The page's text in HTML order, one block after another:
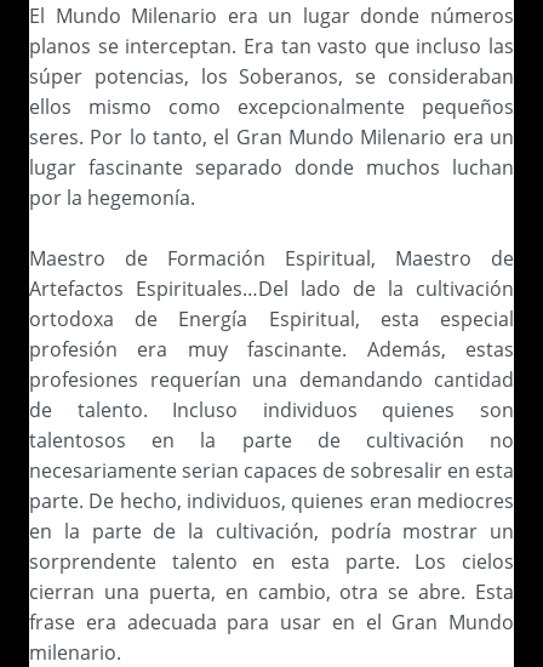
El Mundo Milenario era un lugar donde números
planos se interceptan. Era tan vasto que incluso las
súper potencias, los Soberanos, se consideraban
ellos mismo como excepcionalmente pequeños
seres. Por lo tanto, el Gran Mundo Milenario era un
lugar fascinante separado donde muchos luchan
por la hegemonía.
Maestro de Formación Espiritual, Maestro de
Artefactos Espirituales…Del lado de la cultivación
ortodoxa de Energía Espiritual, esta especial
profesión era muy fascinante. Además, estas
profesiones requerían una demandando cantidad
de talento. Incluso individuos quienes son
talentosos en la parte de cultivación no
necesariamente serian capaces de sobresalir en esta
parte. De hecho, individuos, quienes eran mediocres
en la parte de la cultivación, podría mostrar un
sorprendente talento en esta parte. Los cielos
cierran una puerta, en cambio, otra se abre. Esta
frase era adecuada para usar en el Gran Mundo
milenario.